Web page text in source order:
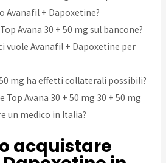
Avanafil + Dapoxetine?
Avana 30 + 50 mg sul bancone?
vuole Avanafil + Dapoxetine per
mg ha effetti collaterali possibili?
Top Avana 30 + 50 mg 30 + 50 mg
un medico in Italia?
acquistare